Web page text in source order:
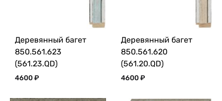
Деревянный багет
850.561.623
(561.23.QD)
4600₽
Деревянный багет
850.561.620
(561.20.QD)
4600₽